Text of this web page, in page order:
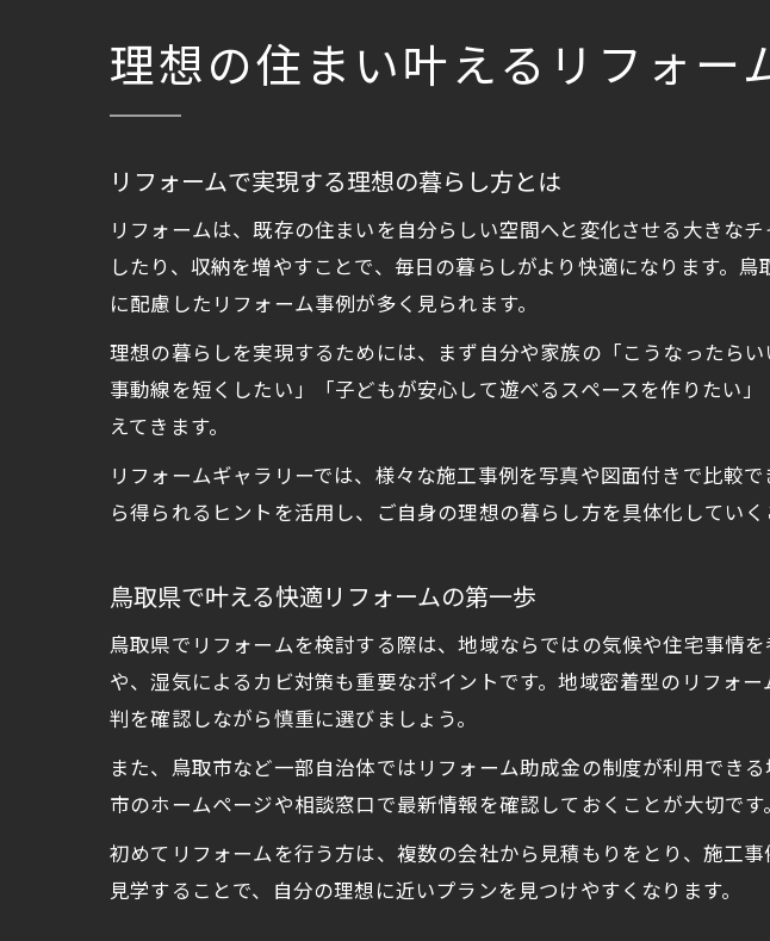
ギャラリー活用で広
リフォームギャ
施工事例で比較
口コミや評価で
リフォーム会社
助成金利用でお
完成事例から学
リフォーム鳥取
安心して任せるため
鳥取県で信頼度
理想の住まい叶えるリフォー
リフォームで実現する理想の暮らし方とは
リフォームは、既存の住まいを自分らしい空間へと変化させる大きな
したり、収納を増やすことで、毎日の暮らしがより快適になります。
に配慮したリフォーム事例が多く見られます。
理想の暮らしを実現するためには、まず自分や家族の「こうなったら
事動線を短くしたい」「子どもが安心して遊べるスペースを作りたい
えてきます。
リフォームギャラリーでは、様々な施工事例を写真や図面付きで比較
ら得られるヒントを活用し、ご自身の理想の暮らし方を具体化してい
鳥取県で叶える快適リフォームの第一歩
鳥取県でリフォームを検討する際は、地域ならではの気候や住宅事情
や、湿気によるカビ対策も重要なポイントです。地域密着型のリフォ
判を確認しながら慎重に選びましょう。
また、鳥取市など一部自治体ではリフォーム助成金の制度が利用でき
市のホームページや相談窓口で最新情報を確認しておくことが大切です
初めてリフォームを行う方は、複数の会社から見積もりをとり、施工
見学することで、自分の理想に近いプランを見つけやすくなります。